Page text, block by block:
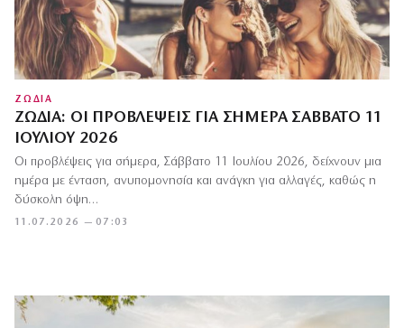
ΖΩΔΙΑ
ΖΏΔΙΑ: ΟΙ ΠΡΟΒΛΈΨΕΙΣ ΓΙΑ ΣΉΜΕΡΑ ΣΆΒΒΑΤΟ 11
ΙΟΥΛΊΟΥ 2026
11.07.2026 — 07:03
Οι προβλέψεις για σήμερα, Σάββατο 11 Ιουλίου 2026, δείχνουν μια
ημέρα με ένταση, ανυπομονησία και ανάγκη για αλλαγές, καθώς η
δύσκολη όψη…